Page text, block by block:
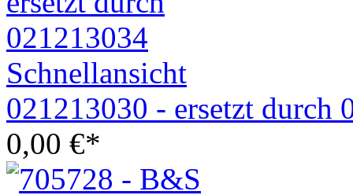
Schnellansicht
021213030 - ersetzt durch
0,00 €*